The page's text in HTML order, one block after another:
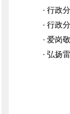
· 行政
· 行政
· 爱岗
· 弘扬